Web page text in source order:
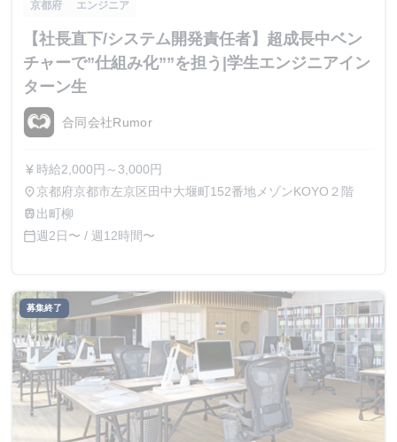
京都府 エンジニア
【社長直下/システム開発責任者】超成長中ベン
チャーで”仕組み化””を担う|学生エンジニアイン
ターン生
合同会社Rumor
currency_yen 時給2,000円～3,000円
place 京都府京都市左京区田中大堰町152番地メゾンKOYO２階
train 出町柳
calendar_today週2日〜 / 週12時間〜
募集終了